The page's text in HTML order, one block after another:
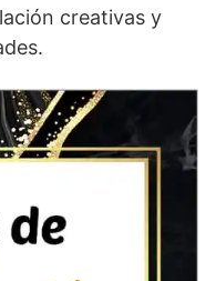
creativas y